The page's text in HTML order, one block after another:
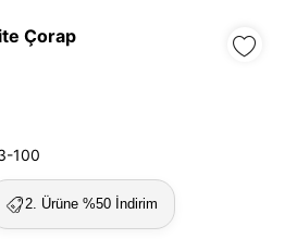
Çorap
100
2. Ürüne %50 İndirim